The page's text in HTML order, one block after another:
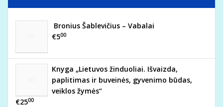
Bronius Šablevičius – Vabalai
€500
Knyga „Lietuvos žinduoliai. Išvaizda,
paplitimas ir buveinės, gyvenimo būdas,
veiklos žymės“
€2500